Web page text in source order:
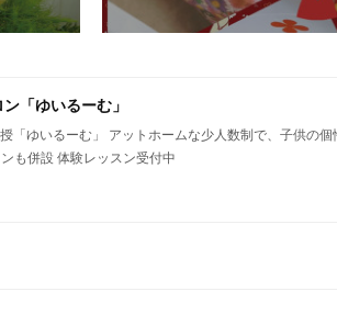
「ゆいるーむ」
「ゆいるーむ」 アットホームな少人数制で、子供の
も併設 体験レッスン受付中